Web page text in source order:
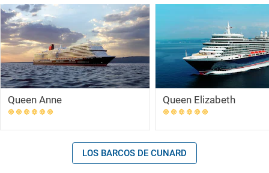
Queen Anne Queen Elizabeth
LOS BARCOS DE CUNARD